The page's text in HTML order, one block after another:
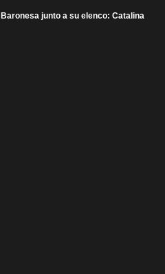
junto a su elenco: Catalina